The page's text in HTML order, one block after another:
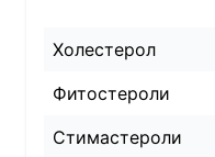
Холестерол
Фитостероли
Стимастероли